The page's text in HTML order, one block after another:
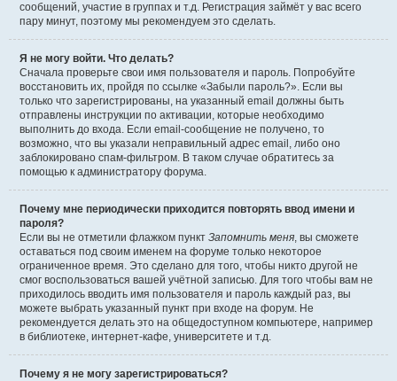
сообщений, участие в группах и т.д. Регистрация займёт у вас всего
пару минут, поэтому мы рекомендуем это сделать.
Я не могу войти. Что делать?
Сначала проверьте свои имя пользователя и пароль. Попробуйте
восстановить их, пройдя по ссылке «Забыли пароль?». Если вы
только что зарегистрированы, на указанный email должны быть
отправлены инструкции по активации, которые необходимо
выполнить до входа. Если email-сообщение не получено, то
возможно, что вы указали неправильный адрес email, либо оно
заблокировано спам-фильтром. В таком случае обратитесь за
помощью к администратору форума.
Почему мне периодически приходится повторять ввод имени и
пароля?
Если вы не отметили флажком пункт Запомнить меня, вы сможете
оставаться под своим именем на форуме только некоторое
ограниченное время. Это сделано для того, чтобы никто другой не
смог воспользоваться вашей учётной записью. Для того чтобы вам не
приходилось вводить имя пользователя и пароль каждый раз, вы
можете выбрать указанный пункт при входе на форум. Не
рекомендуется делать это на общедоступном компьютере, например
в библиотеке, интернет-кафе, университете и т.д.
Почему я не могу зарегистрироваться?